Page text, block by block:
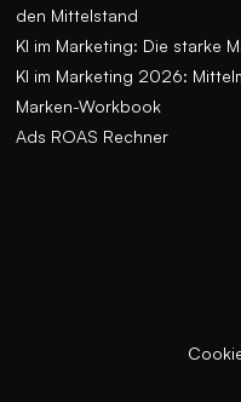
den Mittelstand
KI im Marketing: Die starke
KI im Marketing 2026:
Marken-Workbook
Ads ROAS Rechner